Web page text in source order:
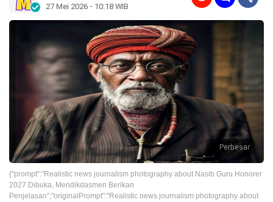
27 Mei 2026 - 10:18 WIB
Perbesar
{"prompt":"Realistic news journalism photography about Nasib Guru Honorer
2027 Dibuka, Mendikdasmen Berikan
Penjelasan","originalPrompt":"Realistic news journalism photography about